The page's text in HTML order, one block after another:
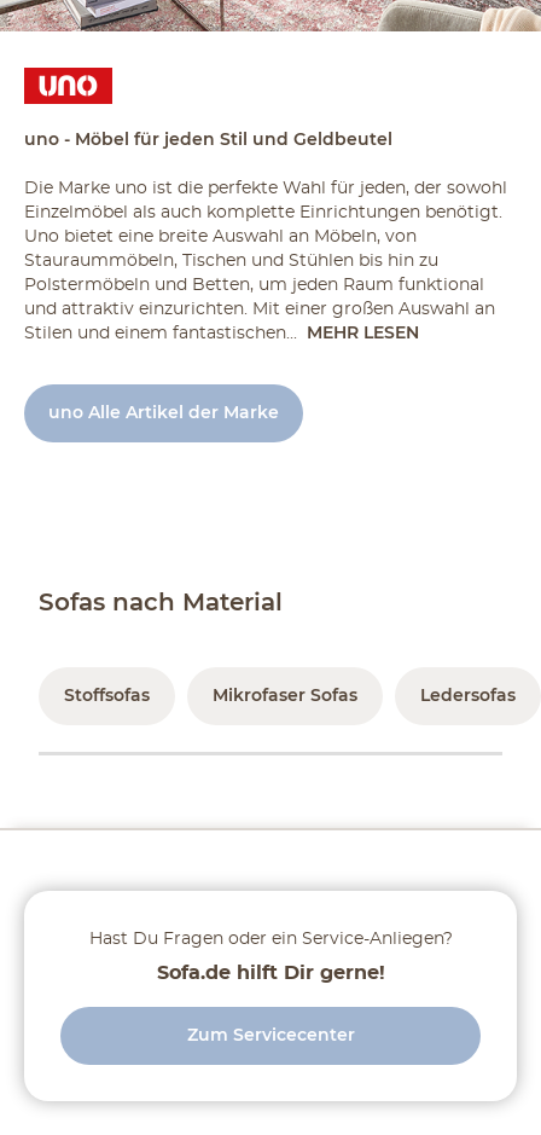
uno - Möbel für jeden Stil und Geldbeutel
Die Marke uno ist die perfekte Wahl für jeden, der sowohl
Einzelmöbel als auch komplette Einrichtungen benötigt.
Uno bietet eine breite Auswahl an Möbeln, von
Stauraummöbeln, Tischen und Stühlen bis hin zu
Polstermöbeln und Betten, um jeden Raum funktional
und attraktiv einzurichten. Mit einer großen Auswahl an
Stilen und einem fantastischen...
MEHR LESEN
uno Alle Artikel der Marke
Sofas nach Material
Stoffsofas Mikrofaser Sofas Ledersofas
Hast Du Fragen oder ein Service-Anliegen?
Sofa.de hilft Dir gerne!
Zum Servicecenter